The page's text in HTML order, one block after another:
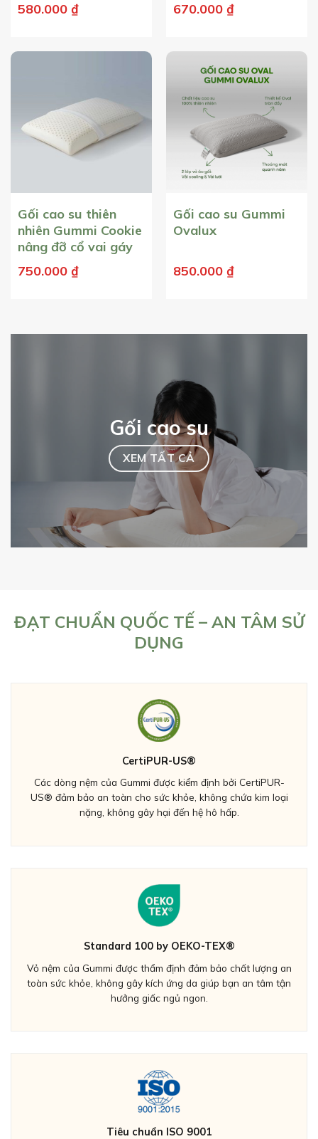
580.000 ₫ 670.000 ₫
Gối cao su thiên
nhiên Gummi Cookie
nâng đỡ cổ vai gáy
750.000 ₫
Gối cao su Gummi
Ovalux
850.000 ₫
Gối cao su
XEM TẤT CẢ
ĐẠT CHUẨN QUỐC TẾ – AN TÂM SỬ
DỤNG
CertiPUR-US®
Các dòng nệm của Gummi được kiểm định bởi CertiPUR-
US® đảm bảo an toàn cho sức khỏe, không chứa kim loại
nặng, không gây hại đến hệ hô hấp.
Standard 100 by OEKO-TEX®
Vỏ nệm của Gummi được thẩm định đảm bảo chất lượng an
toàn sức khỏe, không gây kích ứng da giúp bạn an tâm tận
hưởng giấc ngủ ngon.
Tiêu chuẩn ISO 9001